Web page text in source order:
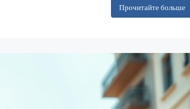
Прочитайте больше